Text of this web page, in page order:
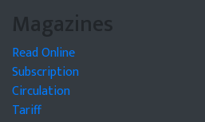
Magazines
Read Online
Subscription
Circulation
Tariff